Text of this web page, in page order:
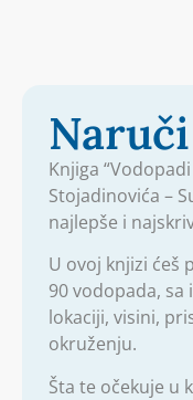
Knjiga
Stojadinovića –
najlepše i
U ovoj knjizi ćeš
90 vodopada,
lokaciji, visini,
okruženju.
Šta te očekuje u